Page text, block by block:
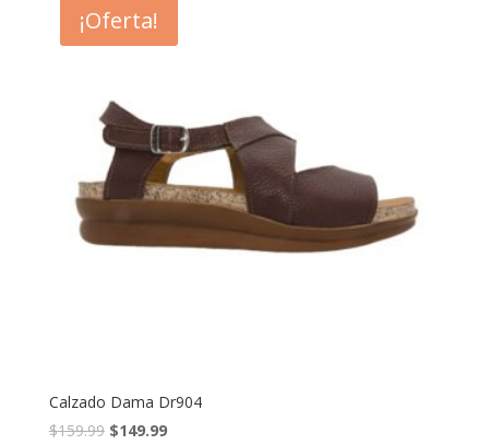
¡Oferta!
Calzado Dama Dr904
$159.99 $149.99